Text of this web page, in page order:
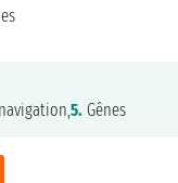
navigation,5. Gênes